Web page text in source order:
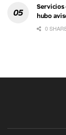
hubo
0